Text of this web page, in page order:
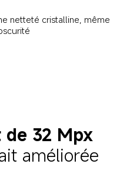
plats et moments de
cadre parfait.
32 Mpx
améliorée